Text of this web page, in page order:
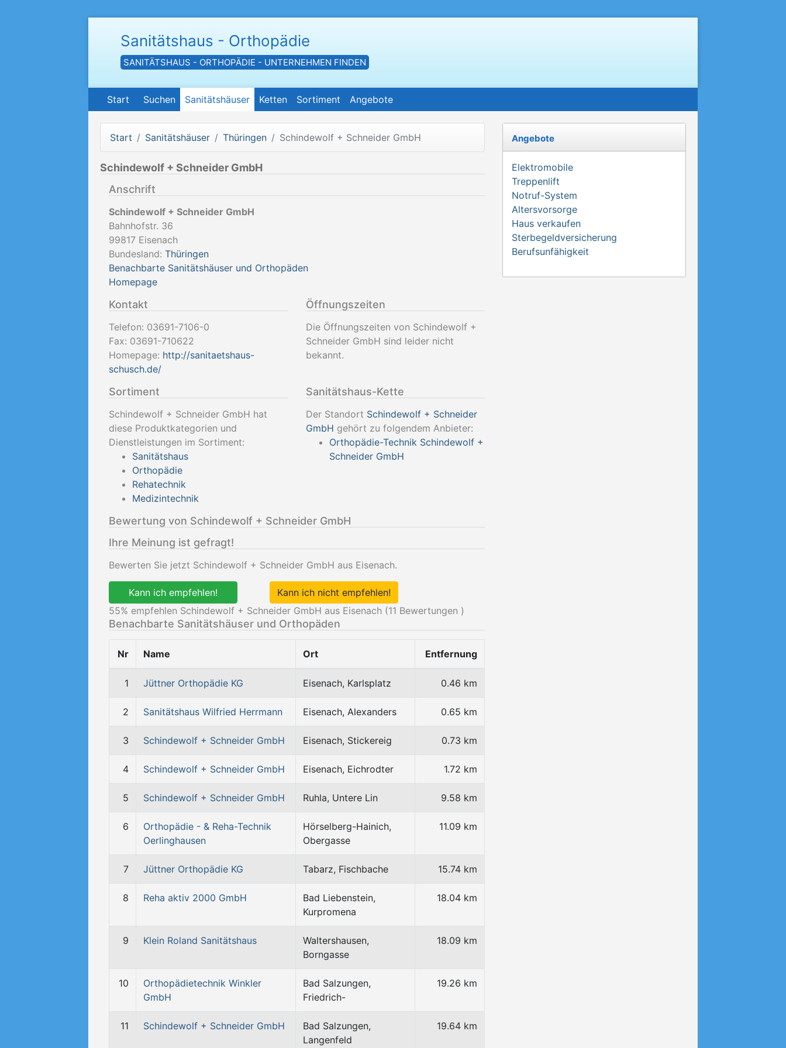
Sanitätshaus - Orthopädie
SANITÄTSHAUS - ORTHOPÄDIE - UNTERNEHMEN FINDEN
Start Suchen Sanitätshäuser Ketten Sortiment Angebote
Start Sanitätshäuser Thüringen Schindewolf + Schneider GmbH
Schindewolf + Schneider GmbH
Anschrift
Schindewolf + Schneider GmbH
Bahnhofstr. 36
99817 Eisenach
Bundesland: Thüringen
Benachbarte Sanitätshäuser und Orthopäden
Homepage
Kontakt
Telefon: 03691-7106-0
Fax: 03691-710622
Homepage: http://sanitaetshaus-
schusch.de/
Öffnungszeiten
Die Öffnungszeiten von Schindewolf +
Schneider GmbH sind leider nicht
bekannt.
Sortiment
Schindewolf + Schneider GmbH hat
diese Produktkategorien und
Dienstleistungen im Sortiment:
Sanitätshaus
Orthopädie
Rehatechnik
Medizintechnik
Sanitätshaus-Kette
Der Standort Schindewolf + Schneider
GmbH gehört zu folgendem Anbieter:
Orthopädie-Technik Schindewolf +
Schneider GmbH
Bewertung von Schindewolf + Schneider GmbH
Ihre Meinung ist gefragt!
Bewerten Sie jetzt Schindewolf + Schneider GmbH aus Eisenach.
Kann ich empfehlen!
Kann ich nicht empfehlen!
55% empfehlen Schindewolf + Schneider GmbH aus Eisenach (11 Bewertungen )
Benachbarte Sanitätshäuser und Orthopäden
Nr Name Ort Entfernung
1 Jüttner Orthopädie KG Eisenach, Karlsplatz 0.46 km
2 Sanitätshaus Wilfried Herrmann Eisenach, Alexanders 0.65 km
3 Schindewolf + Schneider GmbH Eisenach, Stickereig 0.73 km
4 Schindewolf + Schneider GmbH Eisenach, Eichrodter 1.72 km
5 Schindewolf + Schneider GmbH Ruhla, Untere Lin 9.58 km
6
Orthopädie - & Reha-Technik
Oerlinghausen
Hörselberg-Hainich,
Obergasse
11.09 km
7 Jüttner Orthopädie KG Tabarz, Fischbache 15.74 km
8 Reha aktiv 2000 GmbH
Bad Liebenstein,
Kurpromena
18.04 km
9 Klein Roland Sanitätshaus
Waltershausen,
Borngasse
18.09 km
10
Orthopädietechnik Winkler
GmbH
Bad Salzungen,
Friedrich-
19.26 km
11 Schindewolf + Schneider GmbH
Bad Salzungen,
Langenfeld
19.64 km
Angebote
Elektromobile
Treppenlift
Notruf-System
Altersvorsorge
Haus verkaufen
Sterbegeldversicherung
Berufsunfähigkeit